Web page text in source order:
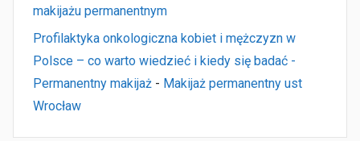
makijażu permanentnym
Profilaktyka onkologiczna kobiet i mężczyzn w
Polsce – co warto wiedzieć i kiedy się badać -
Permanentny makijaż - Makijaż permanentny ust
Wrocław